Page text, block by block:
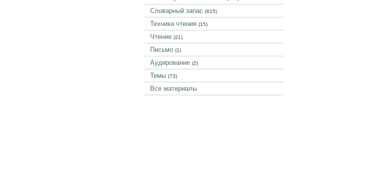
Словарный запас (815)
Техника чтения (15)
Чтение (21)
Письмо (1)
Аудирование (2)
Темы (73)
Все материалы